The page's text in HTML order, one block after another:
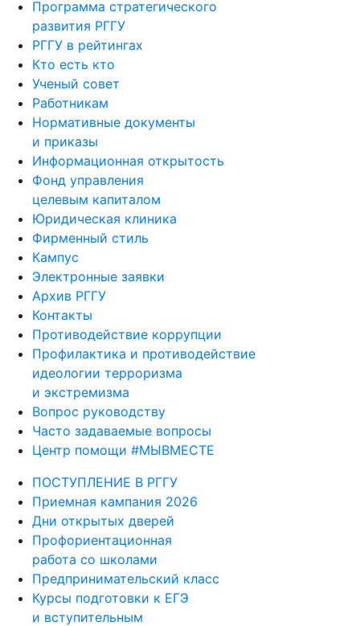
Программа стратегического
развития РГГУ
РГГУ в рейтингах
Кто есть кто
Ученый совет
Работникам
Нормативные документы
и приказы
Информационная открытость
Фонд управления
целевым капиталом
Юридическая клиника
Фирменный стиль
Кампус
Электронные заявки
Архив РГГУ
Контакты
Противодействие коррупции
Профилактика и противодействие
идеологии терроризма
и экстремизма
Вопрос руководству
Часто задаваемые вопросы
Центр помощи #МЫВМЕСТЕ
ПОСТУПЛЕНИЕ В РГГУ
Приемная кампания 2026
Дни открытых дверей
Профориентационная
работа со школами
Предпринимательский класс
Курсы подготовки к ЕГЭ
и вступительным